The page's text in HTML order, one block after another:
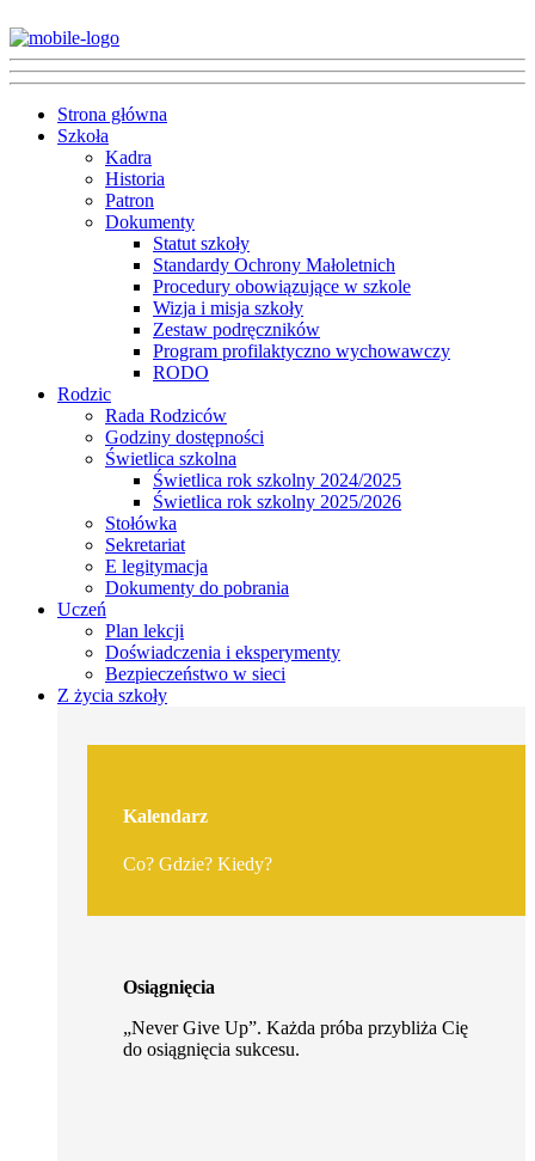
Strona główna
Szkoła
Kadra
Historia
Patron
Dokumenty
Statut szkoły
Standardy Ochrony Małoletnich
Procedury obowiązujące w szkole
Wizja i misja szkoły
Zestaw podręczników
Program profilaktyczno wychowawczy
RODO
Rodzic
Rada Rodziców
Godziny dostępności
Świetlica szkolna
Świetlica rok szkolny 2024/2025
Świetlica rok szkolny 2025/2026
Stołówka
Sekretariat
E legitymacja
Dokumenty do pobrania
Uczeń
Plan lekcji
Doświadczenia i eksperymenty
Bezpieczeństwo w sieci
Z życia szkoły
Kalendarz
Co? Gdzie? Kiedy?
Osiągnięcia
„Never Give Up”. Każda próba przybliża Cię
do osiągnięcia sukcesu.